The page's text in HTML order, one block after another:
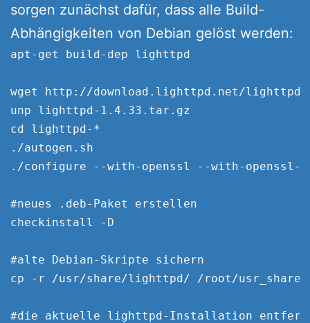
sorgen zunächst dafür, dass alle Build-
Abhängigkeiten von Debian gelöst werden:
apt-get build-dep lighttpd
wget http://download.lighttpd.net/
unp lighttpd-1.4.33.tar.gz
cd lighttpd-*
./autogen.sh
./configure --with-openssl --with-openssl-
#neues .deb-Paket erstellen
checkinstall -D
#alte Debian-Skripte sichern
cp -r /usr/share/lighttpd/ /root/
#die aktuelle lighttpd-Installation